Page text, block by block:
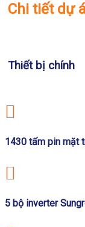
Chi tiết dự
Thiết bị chính
1430 tấm pin mặt
5 bộ inverter